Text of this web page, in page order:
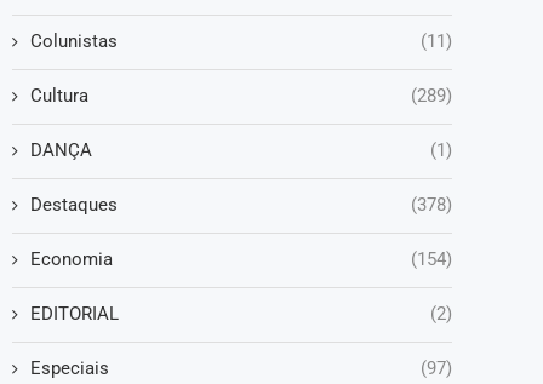
Colunistas (11)
Cultura (289)
DANÇA (1)
Destaques (378)
Economia (154)
EDITORIAL (2)
Especiais (97)